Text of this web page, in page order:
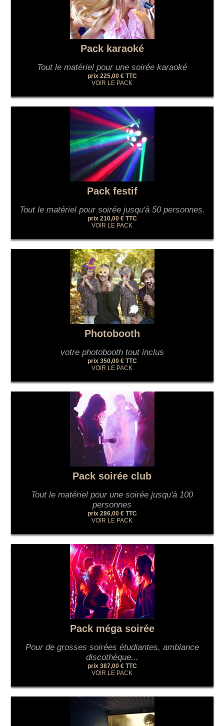
Pack karaoké
Tout le matériel pour une soirée karaoké
prix 225,00 € TTC
VOIR LE PACK
Pack festif
Tout le matériel pour soirée jusqu'à 50 personnes.
prix 210,00 € TTC
VOIR LE PACK
Photobooth
votre photobooth tout inclus
prix 350,00 € TTC
VOIR LE PACK
Pack soirée club
Tout le matériel pour une soirée jusqu'à 100
personnes
prix 286,00 € TTC
VOIR LE PACK
Pack méga soirée
Pour de grosses soirées étudiantes, ambiance
discothèque...
prix 387,00 € TTC
VOIR LE PACK